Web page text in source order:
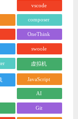
vscode
composer
OneThink
swoole
虚拟机
JavaScript
AI
Git